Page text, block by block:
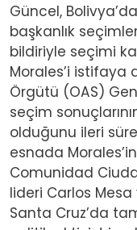
Güncel,
başkanlık
bildiriyle seçimi
Morales’i istifaya
Örgütü (OAS)
seçim
olduğunu ileri
esnada
Comunidad
lideri Carlos
Santa Cruz’da